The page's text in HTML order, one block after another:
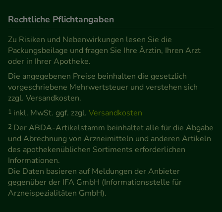
betreiben.
Statistik & Tracking:Hierüber lassen sich
Informationen über die Art und Weise der Nutzung
unserer Website sammeln, mit deren Hilfe wir
unsere Website weiter für Sie optimieren können,
den Inhalt auf unserer Website aber auch die
Werbung auf Drittseiten möglichst relevant für Sie
teilweise an Dritte wie z.B. Google oder soziale
Medien übertragen werden.
Rechtliche Pflichtangaben
Zu Risiken und Nebenwirkungen lesen Sie die
Packungsbeilage und fragen Sie Ihre Ärztin, Ihren Arzt
oder in Ihrer Apotheke.
Die angegebenen Preise beinhalten die gesetzlich
vorgeschriebene Mehrwertsteuer und verstehen sich
zzgl. Versandkosten.
1 inkl. MwSt. ggf. zzgl. Versandkosten
2 Der ABDA-Artikelstamm beinhaltet alle für die Abgabe
und Abrechnung von Arzneimitteln und anderen Artikeln
des apothekenüblichen Sortiments erforderlichen
Informationen.
Die Daten basieren auf Meldungen der Anbieter
gegenüber der IFA GmbH (Informationsstelle für
Arzneispezialitäten GmbH).